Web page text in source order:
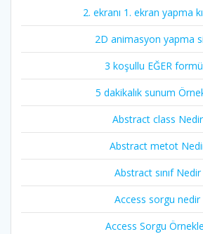
2. ekranı 1. ekran yapma
2D animasyon yapma
3 koşullu EĞER
5 dakikalık sunum
Abstract class Nedir
Abstract metot
Abstract sınıf Nedir
Access sorgu nedir
Access Sorgu